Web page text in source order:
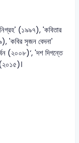
(১৯৯৭), 'কবিতার
'কবির সৃজন বেদনা'
(২০০৮)’, 'দশ দিগন্তে